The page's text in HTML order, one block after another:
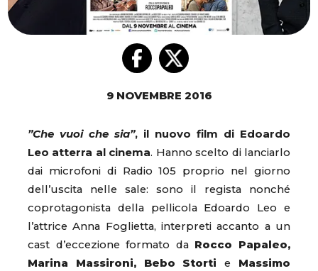
9 NOVEMBRE 2016
”Che vuoi che sia”, il nuovo film di Edoardo
Leo atterra al cinema. Hanno scelto di lanciarlo
dai microfoni di Radio 105 proprio nel giorno
dell’uscita nelle sale: sono il regista nonché
coprotagonista della pellicola Edoardo Leo e
l’attrice Anna Foglietta, interpreti accanto a un
cast d’eccezione formato da Rocco Papaleo,
Marina Massironi, Bebo Storti e Massimo